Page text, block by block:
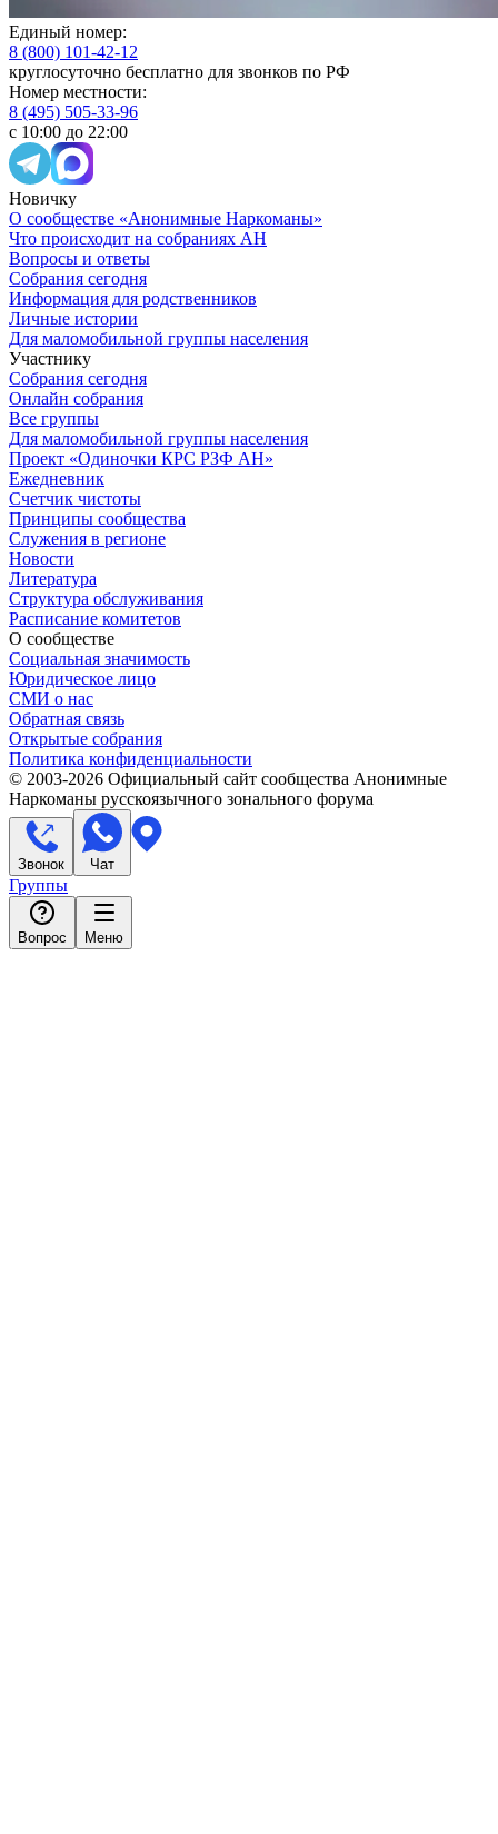
Единый номер:
8 (800) 101-42-12
круглосуточно бесплатно для звонков по РФ
Номер местности:
8 (495) 505-33-96
с 10:00 до 22:00
Новичку
О сообществе «Анонимные Наркоманы»
Что происходит на собраниях АН
Вопросы и ответы
Собрания сегодня
Информация для родственников
Личные истории
Для маломобильной группы населения
Участнику
Собрания сегодня
Онлайн собрания
Все группы
Для маломобильной группы населения
Проект «Одиночки КРС РЗФ АН»
Ежедневник
Счетчик чистоты
Принципы сообщества
Служения в регионе
Новости
Литература
Структура обслуживания
Расписание комитетов
О сообществе
Социальная значимость
Юридическое лицо
СМИ о нас
Обратная связь
Открытые собрания
Политика конфиденциальности
© 2003-2026 Официальный сайт сообщества Анонимные
Наркоманы русскоязычного зонального форума
Звонок Чат
Группы
Вопрос Меню